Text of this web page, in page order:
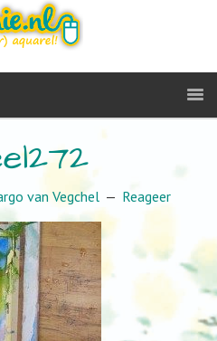
van Vegchel Reageer